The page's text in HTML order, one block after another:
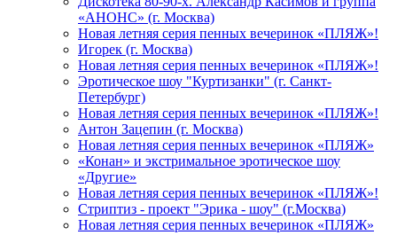
«АНОНС» (г. Москва)
Новая летняя серия пенных вечеринок «ПЛЯЖ»!
Игорек (г. Москва)
Новая летняя серия пенных вечеринок «ПЛЯЖ»!
Эротическое шоу "Куртизанки" (г. Санкт-
Петербург)
Новая летняя серия пенных вечеринок «ПЛЯЖ»!
Антон Зацепин (г. Москва)
Новая летняя серия пенных вечеринок «ПЛЯЖ»
«Конан» и экстримальное эротическое шоу
«Другие»
Новая летняя серия пенных вечеринок «ПЛЯЖ»!
Стриптиз - проект "Эрика - шоу" (г.Москва)
Новая летняя серия пенных вечеринок «ПЛЯЖ»